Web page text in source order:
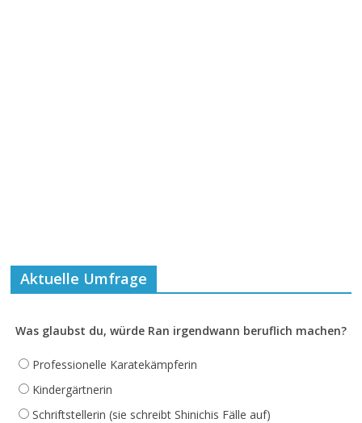
Aktuelle Umfrage
Was glaubst du, würde Ran irgendwann beruflich machen?
Professionelle Karatekämpferin
Kindergärtnerin
Schriftstellerin (sie schreibt Shinichis Fälle auf)